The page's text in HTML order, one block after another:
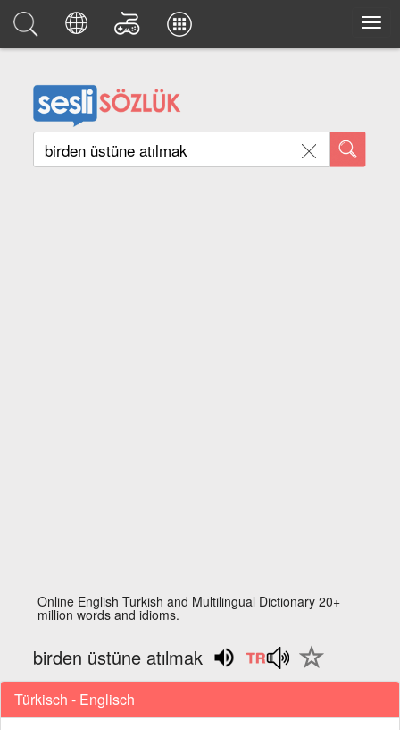
Online English Turkish and Multilingual Dictionary 20+
million words and idioms.
birden üstüne atılmak
Türkisch - Englisch